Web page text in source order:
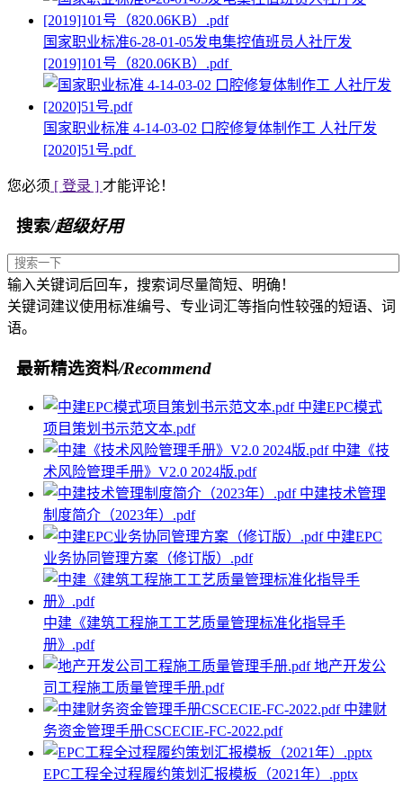
国家职业标准6-28-01-05发电集控值班员人社厅发
[2019]101号（820.06KB）.pdf
国家职业标准 4-14-03-02 口腔修复体制作工 人社厅发
[2020]51号.pdf
您必须 [ 登录 ] 才能评论！
搜索/超级好用
输入关键词后回车，搜索词尽量简短、明确！
关键词建议使用标准编号、专业词汇等指向性较强的短语、词
语。
最新精选资料/Recommend
中建EPC模式
项目策划书示范文本.pdf
中建《技
术风险管理手册》V2.0 2024版.pdf
中建技术管理
制度简介（2023年）.pdf
中建EPC
业务协同管理方案（修订版）.pdf
中建《建筑工程施工工艺质量管理标准化指导手
册》.pdf
地产开发公
司工程施工质量管理手册.pdf
中建财
务资金管理手册CSCECIE-FC-2022.pdf
EPC工程全过程履约策划汇报模板（2021年）.pptx